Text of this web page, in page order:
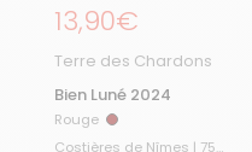
Prix régulier
13,90€
Terre des Chardons
Bien Luné 2024
Rouge Rouge
Costières de Nîmes | 75